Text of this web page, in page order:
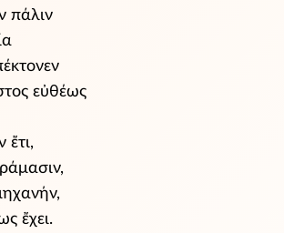
πάλιν
εὐθέως
ἔτι,
ἔχει.